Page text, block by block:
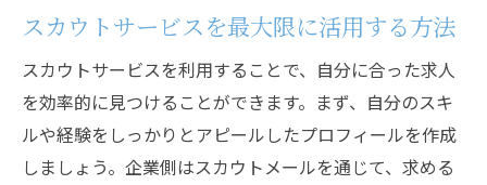
スカウトサービスを最大限に活用する方法
スカウトサービスを利用することで、自分に合った求人
を効率的に見つけることができます。まず、自分のスキ
ルや経験をしっかりとアピールしたプロフィールを作成
しましょう。企業側はスカウトメールを通じて、求める